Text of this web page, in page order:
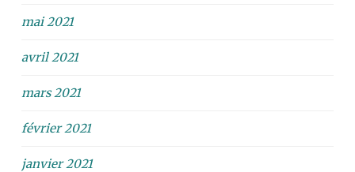
mai 2021
avril 2021
mars 2021
février 2021
janvier 2021